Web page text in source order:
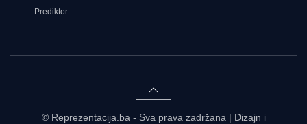
Prediktor ...
© Reprezentacija.ba - Sva prava zadržana | Dizajn i